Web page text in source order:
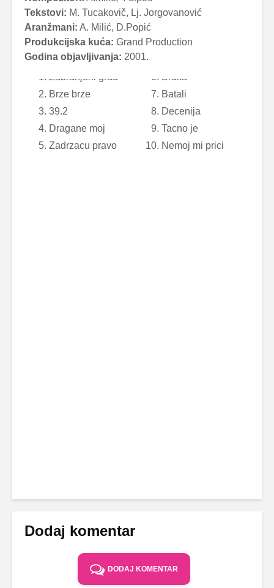
Tekstovi: M. Tucakovič, Lj. Jorgovanović
Aranžmani: A. Milić, D.Popić
Produkcijska kuća: Grand Production
Godina objavljivanja: 2001.
Zabranjeni grad
Brze brze
39.2
Dragane moj
Zadrzacu pravo
Bruka
Batali
Decenija
Tacno je
Nemoj mi prici
Dodaj komentar
DODAJ KOMENTAR